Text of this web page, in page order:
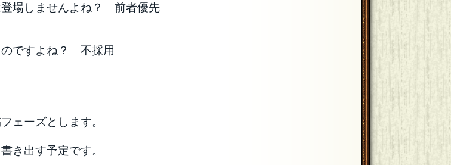
登場しませんよね？ 前者優先
のですよね？ 不採用
ェーズとします。
き出す予定です。